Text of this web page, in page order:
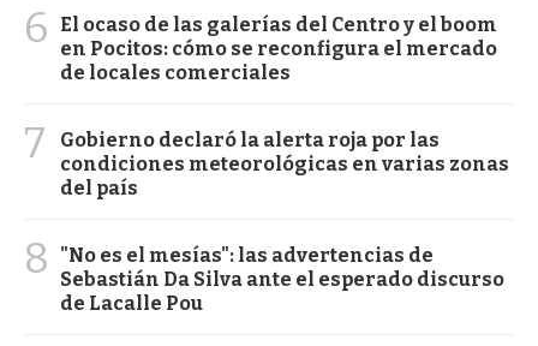
6
El ocaso de las galerías del Centro y el boom
en Pocitos: cómo se reconfigura el mercado
de locales comerciales
7
Gobierno declaró la alerta roja por las
condiciones meteorológicas en varias zonas
del país
8
"No es el mesías": las advertencias de
Sebastián Da Silva ante el esperado discurso
de Lacalle Pou